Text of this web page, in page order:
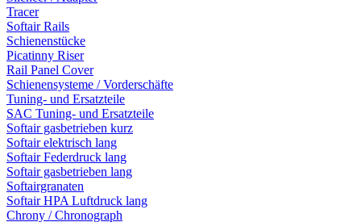
Tracer
Softair Rails
Schienenstücke
Picatinny Riser
Rail Panel Cover
Schienensysteme / Vorderschäfte
Tuning- und Ersatzteile
SAC Tuning- und Ersatzteile
Softair gasbetrieben kurz
Softair elektrisch lang
Softair Federdruck lang
Softair gasbetrieben lang
Softairgranaten
Softair HPA Luftdruck lang
Chrony / Chronograph